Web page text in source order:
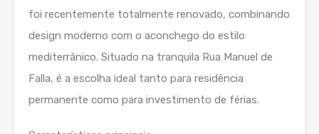
foi recentemente totalmente renovado, combinando
design moderno com o aconchego do estilo
mediterrânico. Situado na tranquila Rua Manuel de
Falla, é a escolha ideal tanto para residência
permanente como para investimento de férias.